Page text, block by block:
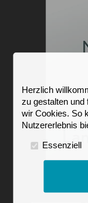
Herzlich
zu gestalten und
wir Cookies. So
Nutzererlebnis
Essenziell